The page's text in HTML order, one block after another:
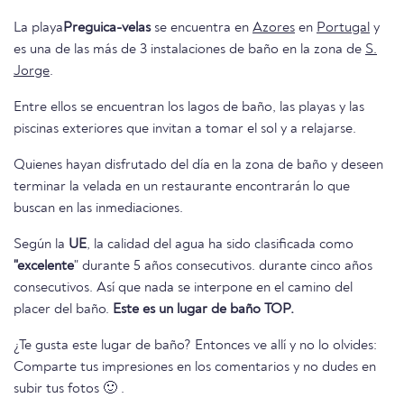
La playaPreguica-velasse encuentra en Azores en Portugal y
es una de las más de 3 instalaciones de baño en la zona de S.
Jorge.
Entre ellos se encuentran los lagos de baño, las playas y las
piscinas exteriores que invitan a tomar el sol y a relajarse.
Quienes hayan disfrutado del día en la zona de baño y deseen
terminar la velada en un restaurante encontrarán lo que
buscan en las inmediaciones.
Según la UE, la calidad del agua ha sido clasificada como
"excelente" durante 5 años consecutivos. durante cinco años
consecutivos. Así que nada se interpone en el camino del
placer del baño. Este es un lugar de baño TOP.
¿Te gusta este lugar de baño? Entonces ve allí y no lo olvides:
Comparte tus impresiones en los comentarios y no dudes en
subir tus fotos 🙂 .